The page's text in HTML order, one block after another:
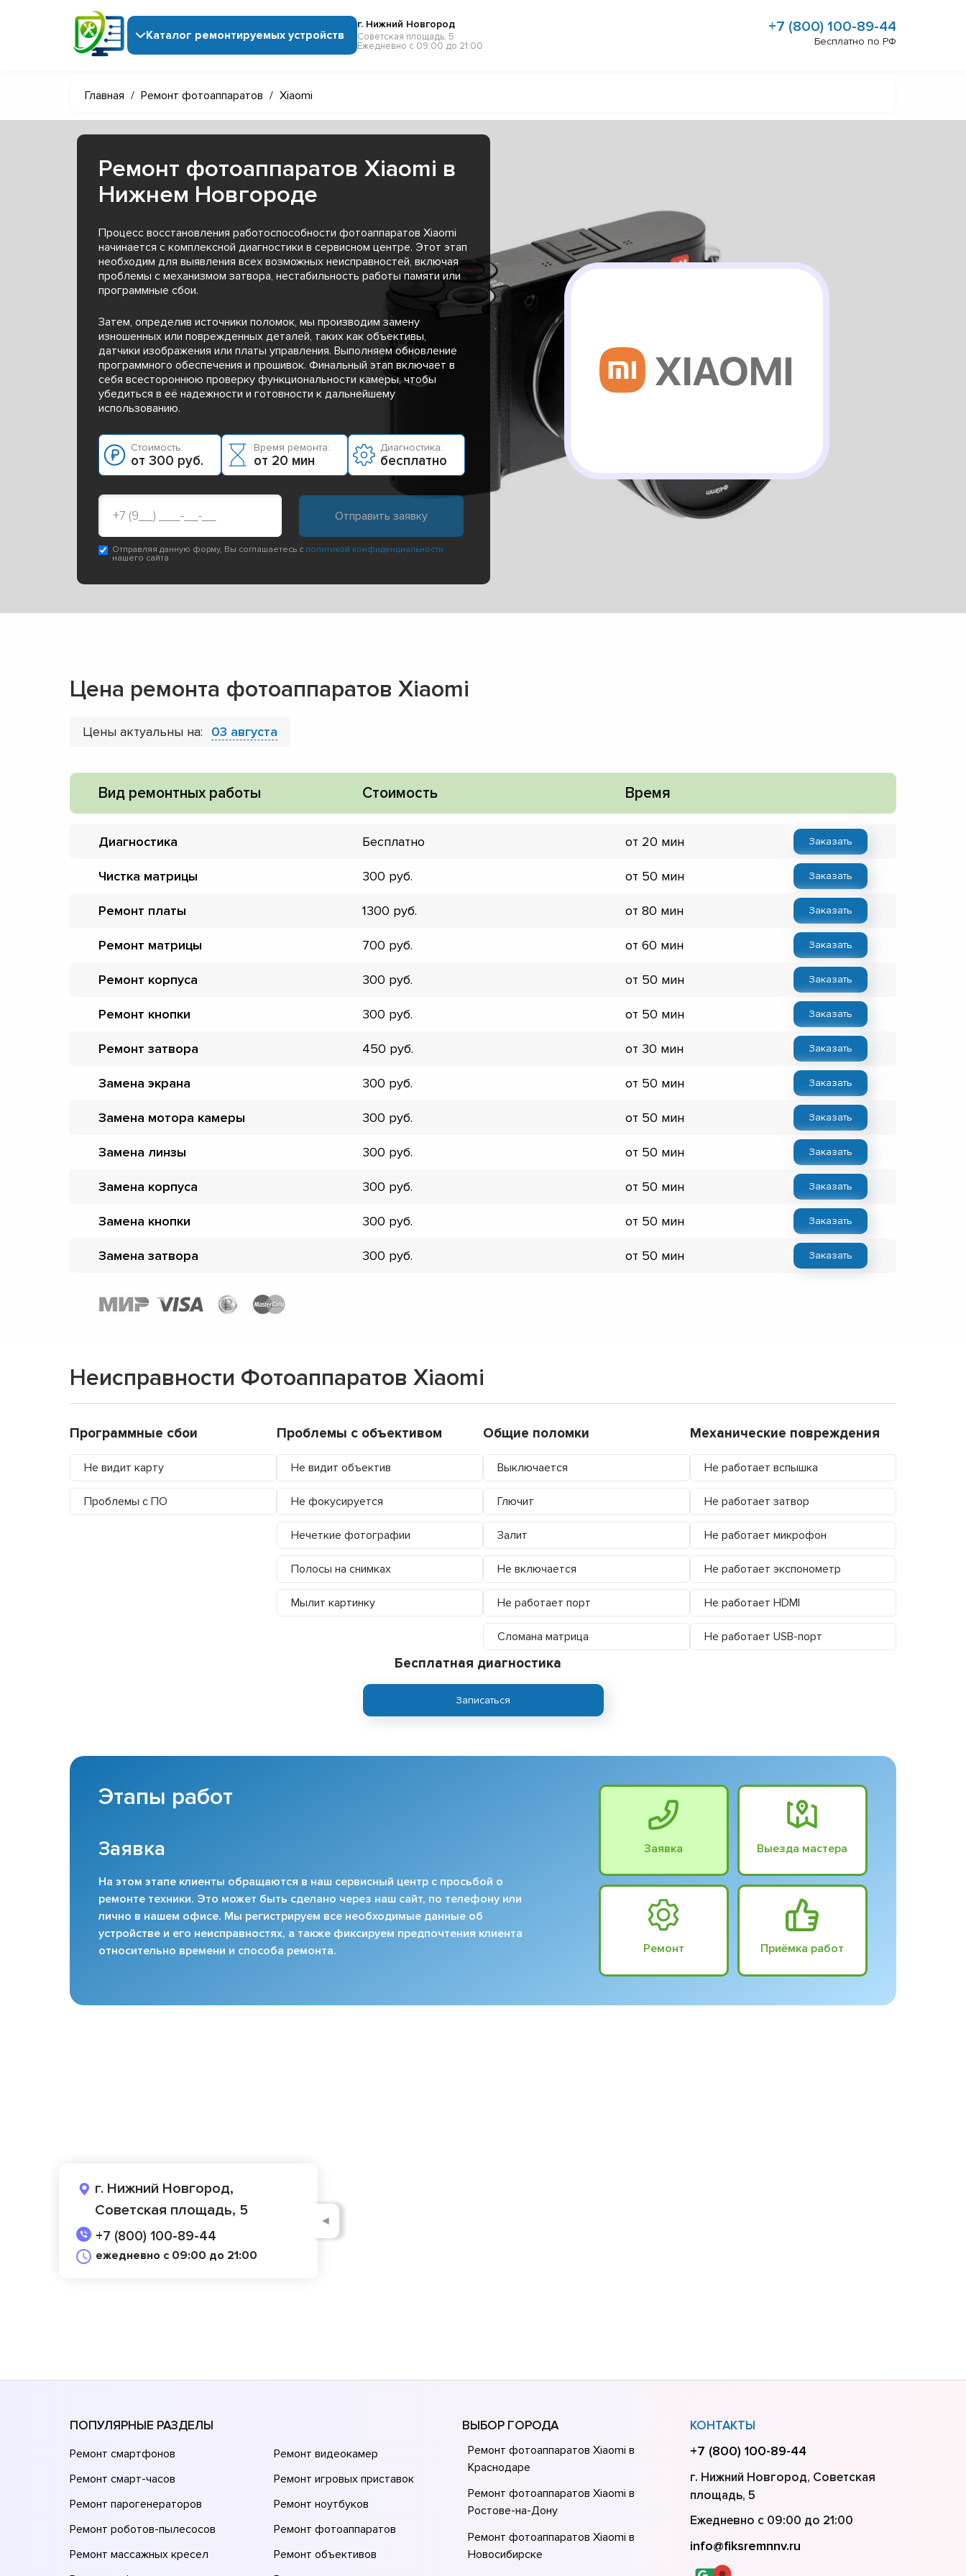
Каталог ремонтируемых устройств
г. Нижний Новгород
Советская площадь, 5
Ежедневно с 09:00 до 21:00
+7 (800) 100-89-44
Бесплатно по РФ
Главная / Ремонт фотоаппаратов / Xiaomi
Ремонт фотоаппаратов Xiaomi в
Нижнем Новгороде
Процесс восстановления работоспособности фотоаппаратов Xiaomi
начинается с комплексной диагностики в сервисном центре. Этот этап
необходим для выявления всех возможных неисправностей, включая
проблемы с механизмом затвора, нестабильность работы памяти или
программные сбои.
Затем, определив источники поломок, мы производим замену
изношенных или поврежденных деталей, таких как объективы,
датчики изображения или платы управления. Выполняем обновление
программного обеспечения и прошивок. Финальный этап включает в
себя всестороннюю проверку функциональности камеры, чтобы
убедиться в её надежности и готовности к дальнейшему
использованию.
Стоимость:
от 300 руб.
Время ремонта:
от 20 мин
Диагностика:
бесплатно
Отправляя данную форму, Вы соглашаетесь с политикой конфиденциальности
нашего сайта
Цена ремонта фотоаппаратов Xiaomi
Цены актуальны на: 03 августа
Вид ремонтных работы Стоимость Время
Диагностика Бесплатно от 20 мин Заказать
Чистка матрицы 300 от 50 мин Заказать
Ремонт платы 1300 от 80 мин Заказать
Ремонт матрицы 700 от 60 мин Заказать
Ремонт корпуса 300 от 50 мин Заказать
Ремонт кнопки 300 от 50 мин Заказать
Ремонт затвора 450 от 30 мин Заказать
Замена экрана 300 от 50 мин Заказать
Замена мотора камеры 300 от 50 мин Заказать
Замена линзы 300 от 50 мин Заказать
Замена корпуса 300 от 50 мин Заказать
Замена кнопки 300 от 50 мин Заказать
Замена затвора 300 от 50 мин Заказать
Неисправности Фотоаппаратов Xiaomi
Программные сбои
Не видит карту
Проблемы с ПО
Проблемы с объективом
Не видит объектив
Не фокусируется
Нечеткие фотографии
Полосы на снимках
Мылит картинку
Общие поломки
Выключается
Глючит
Залит
Не включается
Не работает порт
Сломана матрица
Механические повреждения
Не работает вспышка
Не работает затвор
Не работает микрофон
Не работает экспонометр
Не работает HDMI
Не работает USB-порт
Бесплатная диагностика
Записаться
Этапы работ
Заявка
На этом этапе клиенты обращаются в наш сервисный центр с просьбой о
ремонте техники. Это может быть сделано через наш сайт, по телефону или
лично в нашем офисе. Мы регистрируем все необходимые данные об
устройстве и его неисправностях, а также фиксируем предпочтения клиента
относительно времени и способа ремонта.
Заявка Выезда мастера
Ремонт Приёмка работ
г. Нижний Новгород,
Советская площадь, 5
+7 (800) 100-89-44
ежедневно с 09:00 до 21:00
◄
ПОПУЛЯРНЫЕ РАЗДЕЛЫ
Ремонт смартфонов
Ремонт смарт-часов
Ремонт парогенераторов
Ремонт роботов-пылесосов
Ремонт массажных кресел
Ремонт видеокамер
Ремонт игровых приставок
Ремонт ноутбуков
Ремонт фотоаппаратов
Ремонт объективов
ВЫБОР ГОРОДА
Ремонт фотоаппаратов Xiaomi в
Краснодаре
Ремонт фотоаппаратов Xiaomi в
Ростове-на-Донy
Ремонт фотоаппаратов Xiaomi в
Новосибирске
КОНТАКТЫ
+7 (800) 100-89-44
г. Нижний Новгород, Советская
площадь, 5
Ежедневно с 09:00 до 21:00
info@fiksremnnv.ru